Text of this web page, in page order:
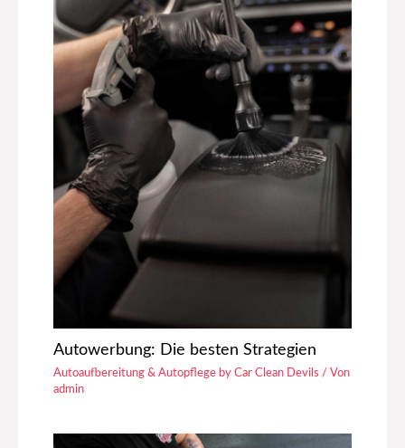
Autowerbung: Die besten Strategien
Autoaufbereitung & Autopflege by Car Clean Devils / Von
admin